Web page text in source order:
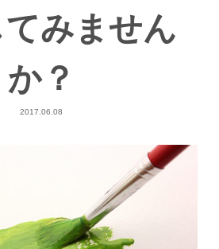
みません
か？
2017.06.08